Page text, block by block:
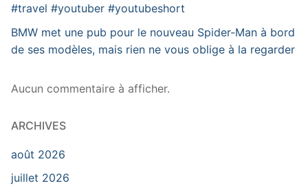
#travel #youtuber #youtubeshort
BMW met une pub pour le nouveau Spider-Man à bord
de ses modèles, mais rien ne vous oblige à la regarder
Aucun commentaire à afficher.
ARCHIVES
août 2026
juillet 2026